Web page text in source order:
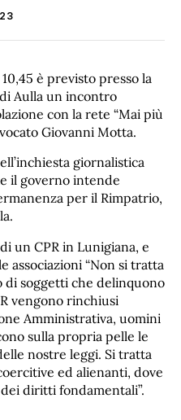
è previsto presso la
Aulla un incontro
con la rete “Mai più
Giovanni Motta.
giornalistica
il governo intende
per il Rimpatrio,
un CPR in Lunigiana, e
associazioni “Non si tratta
soggetti che delinquono
vengono rinchiusi
Amministrativa, uomini
sulla propria pelle le
nostre leggi. Si tratta
ed alienanti, dove
diritti fondamentali”.